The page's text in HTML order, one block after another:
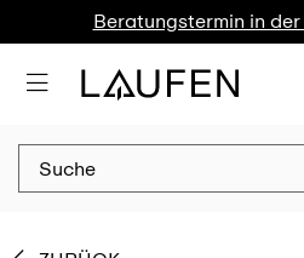
Beratungstermin in